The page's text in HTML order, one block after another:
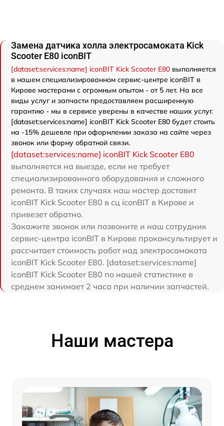
Замена датчика холла электросамоката Kick
Scooter E80 iconBIT
[dataset:services:name] iconBIT Kick Scooter E80 выполняется
в нашем специализированном сервис-центре iconBIT в
Кирове мастерами с огромным опытом - от 5 лет. На все
виды услуг и запчасти предоставляем расширенную
гарантию - мы в сервисе уверены в качестве наших услуг.
[dataset:services:name] iconBIT Kick Scooter E80 будет стоить
на -15% дешевле при оформлении заказа на сайте через
звонок или форму обратной связи.
[dataset:services:name] iconBIT Kick Scooter E80
выполняется на выезде, если не требует
специализированного оборудования и сложного
ремонта. В таких случаях наш мастер доставит
iconBIT Kick Scooter E80 в сц iconBIT в Кирове и
привезет обратно.
Закажите звонок или позвоните и наш сотрудник
сервис-центра iconBIT в Кирове проконсультирует и
рассчитает стоимость работ над электросамоката
iconBIT Kick Scooter E80. [dataset:services:name]
iconBIT Kick Scooter E80 по нашей статистике в
среднем занимает 2 часа при наличии запчастей.
Наши мастера